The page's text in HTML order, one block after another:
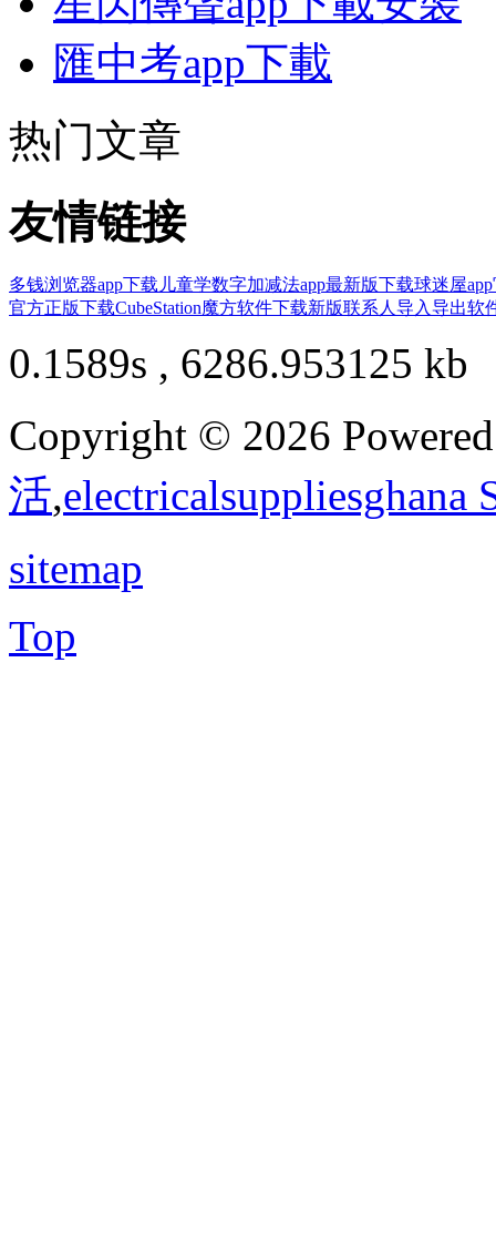
匯中考app下載
热门文章
友情链接
多钱浏览器app下载 儿童学数字加减法app最新版下载球迷屋
官方正版下载CubeStation魔方软件下载新版联系人导入导出软
0.1589s , 6286.953125 kb
Copyright © 2026
活,electricalsuppliesghana
sitemap
Top